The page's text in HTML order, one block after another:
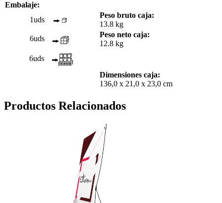
Embalaje:
1uds
Peso bruto caja:
13.8 kg
6uds
Peso neto caja:
12.8 kg
6uds
Dimensiones caja:
136,0 x 21,0 x 23,0 cm
Productos Relacionados